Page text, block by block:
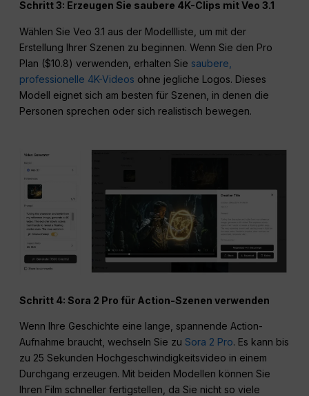
Schritt 3: Erzeugen Sie saubere 4K-Clips mit Veo 3.1
Wählen Sie Veo 3.1 aus der Modellliste, um mit der
Erstellung Ihrer Szenen zu beginnen. Wenn Sie den Pro
Plan ($10.8) verwenden, erhalten Sie saubere,
professionelle 4K-Videos ohne jegliche Logos. Dieses
Modell eignet sich am besten für Szenen, in denen die
Personen sprechen oder sich realistisch bewegen.
Schritt 4: Sora 2 Pro für Action-Szenen verwenden
Wenn Ihre Geschichte eine lange, spannende Action-
Aufnahme braucht, wechseln Sie zuSora 2 Pro. Es kann bis
zu 25 Sekunden Hochgeschwindigkeitsvideo in einem
Durchgang erzeugen. Mit beiden Modellen können Sie
Ihren Film schneller fertigstellen, da Sie nicht so viele